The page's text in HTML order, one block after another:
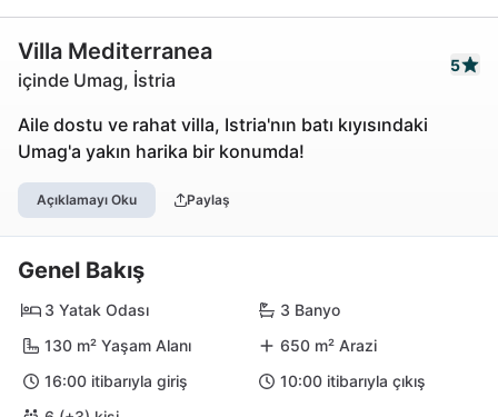
Villa Mediterranea
içinde Umag, İstria
5
Aile dostu ve rahat villa, Istria'nın batı kıyısındaki
Umag'a yakın harika bir konumda!
Açıklamayı Oku Paylaş
Genel Bakış
3 Yatak Odası
3 Banyo
130 m² Yaşam Alanı
650 m² Arazi
16:00 itibarıyla giriş
10:00 itibarıyla çıkış